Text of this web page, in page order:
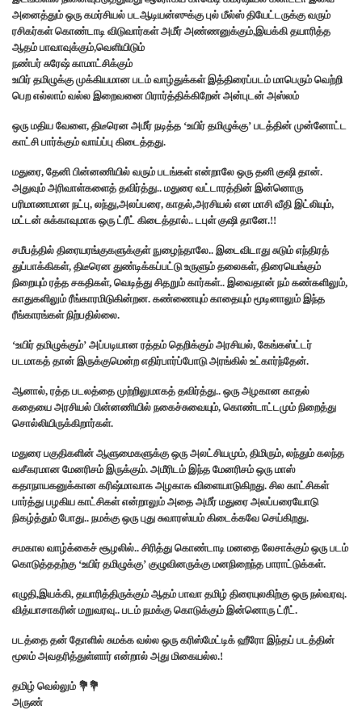
அனைத்தும் ஒரு கமர்சியல் படஆடியன்ஸுக்கு புல் மீல்ஸ் தியேட்டருக்கு வரும்
ரசிகர்கள் கொண்டாடி விடுவார்கள் அமீர் அண்ணனுக்கும்,இயக்கி தயாரித்த
ஆதம் பாவாவுக்கும்,வெளியிடும்
நண்பர் சுரேஷ் காமாட்சிக்கும்
உயிர் தமிழுக்கு முக்கியமான படம் வாழ்துக்கள் இத்திரைப்படம் மாபெரும் வெற்றி
பெற எல்லாம் வல்ல இறைவனை பிரார்த்திக்கிறேன் அன்புடன் அஸ்லம்
ஒரு மதிய வேளை, திடீரென அமீர் நடித்த ‘உயிர் தமிழுக்கு’ படத்தின் முன்னோட்ட
காட்சி பார்க்கும் வாய்ப்பு கிடைத்தது.
மதுரை, தேனி பின்னணியில் வரும் படங்கள் என்றாலே ஒரு தனி குஷி தான்.
அதுவும் அரிவாள்களைத் தவிர்த்து.. மதுரை வட்டாரத்தின் இன்னொரு
பரிமாணமான நட்பு, லந்து,அலப்பரை, காதல்,அரசியல் என மாசி வீதி இட்லியும்,
மட்டன் சுக்காவுமாக ஒரு ட்ரீட் கிடைத்தால்.. டபுள் குஷி தானே.!!
சமீபத்தில் திரையரங்குகளுக்குள் நுழைந்தாலே.. இடைவிடாது சுடும் எந்திரத்
துப்பாக்கிகள், திடீரென துண்டிக்கப்பட்டு உருளும் தலைகள், திரையெங்கும்
நிறையும் ரத்த சகதிகள், வெடித்து சிதறும் கார்கள்.. இவைதான் நம் கண்களிலும்,
காதுகளிலும் ரீங்காரமிடுகின்றன. கண்ணையும் காதையும் மூடினாலும் இந்த
ரீங்காரங்கள் நிற்பதில்லை.
‘உயிர் தமிழுக்கும்’ அப்படியான ரத்தம் தெறிக்கும் அரசியல், கேங்கஸ்ட்டர்
படமாகத் தான் இருக்குமென்ற எதிர்பார்ப்போடு அரங்கில் உட்கார்ந்தேன்.
ஆனால், ரத்த படலத்தை முற்றிலுமாகத் தவிர்த்து.. ஒரு அழகான காதல்
கதையை அரசியல் பின்னணியில் நகைச்சுவையும், கொண்டாட்டமும் நிறைத்து
சொல்லியிருக்கிறார்கள்.
மதுரை பகுதிகளின் ஆளுமைகளுக்கு ஒரு அலட்சியமும், திமிரும், லந்தும் கலந்த
வசீகரமான மேனரிசம் இருக்கும்‌. அமீரிடம் இந்த மேனரிசம் ஒரு மாஸ்
கதாநாயகனுக்கான கரிஷ்மாவாக அழகாக விளையாடுகிறது. சில காட்சிகள்
பார்த்து பழகிய காட்சிகள் என்றாலும் அதை அமீர் மதுரை அலப்பரையோடு
நிகழ்த்தும் போது.‌. நமக்கு ஒரு புது சுவாரஸ்யம் கிடைக்கவே செய்கிறது.
சமகால வாழ்க்கைச் சூழலில்.. சிரித்து கொண்டாடி மனதை லேசாக்கும் ஒரு படம்
கொடுத்ததற்கு ‘உயிர் தமிழுக்கு’ குழுவினருக்கு மனநிறைந்த பாராட்டுக்கள்.
எழுதி,இயக்கி, தயாரித்திருக்கும் ஆதம் பாவா தமிழ் திரையுலகிற்கு ஒரு நல்வரவு.
வித்யாசாகரின் மறுவரவு.. படம் நமக்கு கொடுக்கும் இன்னொரு ட்ரீட்.
படத்தை தன் தோளில் சுமக்க வல்ல ஒரு கரிஸ்மேட்டிக் ஹீரோ இந்தப் படத்தின்
மூலம் அவதரித்துள்ளார் என்றால் அது மிகையல்ல‌.!
தமிழ் வெல்லும் 💐💐
அருண்